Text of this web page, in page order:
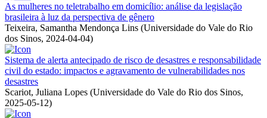
As mulheres no teletrabalho em domicílio: análise da legislação
brasileira à luz da perspectiva de gênero
Teixeira, Samantha Mendonça Lins (Universidade do Vale do Rio
dos Sinos, 2024-04-04)
Sistema de alerta antecipado de risco de desastres e responsabilidade
civil do estado: impactos e agravamento de vulnerabilidades nos
desastres
Scariot, Juliana Lopes (Universidade do Vale do Rio dos Sinos,
2025-05-12)